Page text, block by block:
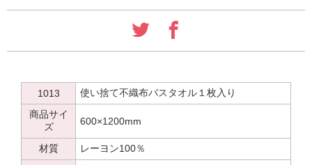
1013
使い捨て不織布バスタオル１枚入り
商品サイ
ズ
600×1200mm
材質
レーヨン100％